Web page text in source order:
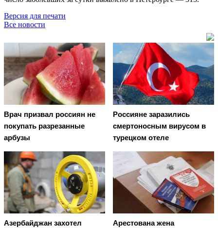
Версия для печати
Все новости
Врач призвал россиян не
покупать разрезанные
арбузы
Россияне заразились
смертоносным вирусом в
турецком отеле
Азербайджан захотел
Арестована жена